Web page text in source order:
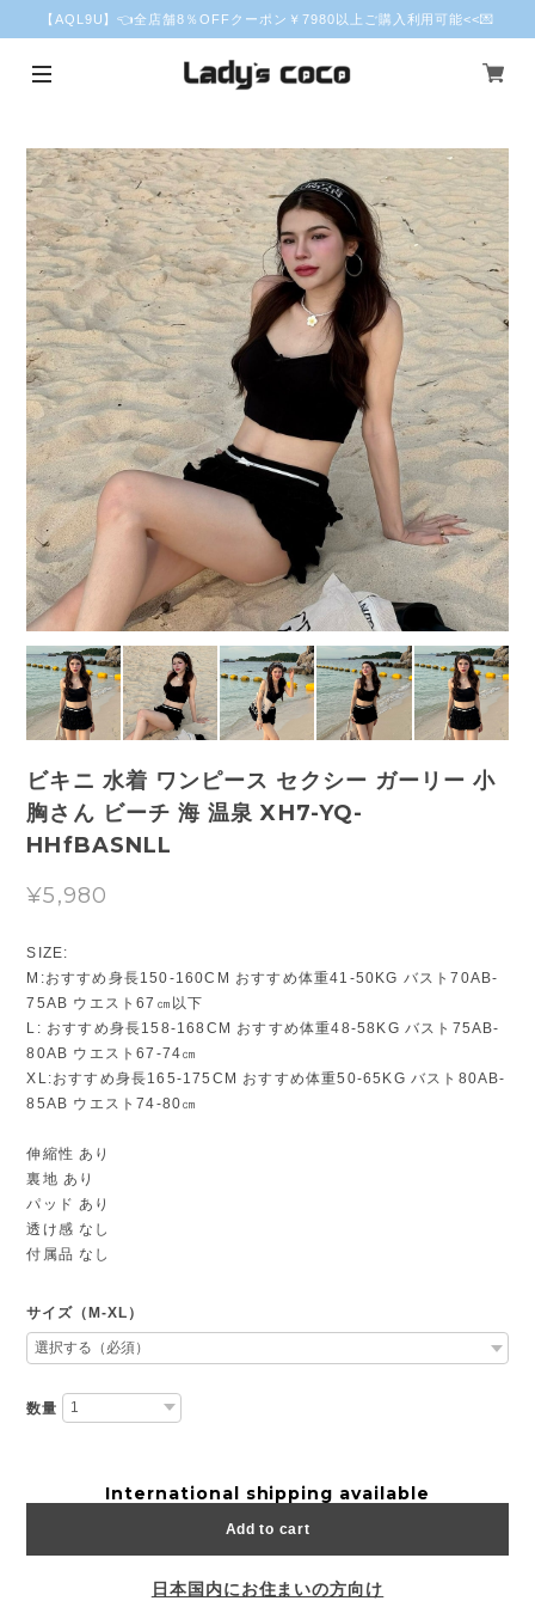
【AQL9U】👈全店舗8％OFFクーポン￥7980以上ご購入利用可能<<💌
ビキニ 水着 ワンピース セクシー ガーリー 小
胸さん ビーチ 海 温泉 XH7-YQ-
HHfBASNLL
¥5,980
SIZE:
M:おすすめ身長150-160CM おすすめ体重41-50KG バスト70AB-
75AB ウエスト67㎝以下
L: おすすめ身長158-168CM おすすめ体重48-58KG バスト75AB-
80AB ウエスト67-74㎝
XL:おすすめ身長165-175CM おすすめ体重50-65KG バスト80AB-
85AB ウエスト74-80㎝
伸縮性 あり
裏地 あり
パッド あり
透け感 なし
付属品 なし
サイズ（M-XL）
数量
International shipping available
Add to cart
日本国内にお住まいの方向け